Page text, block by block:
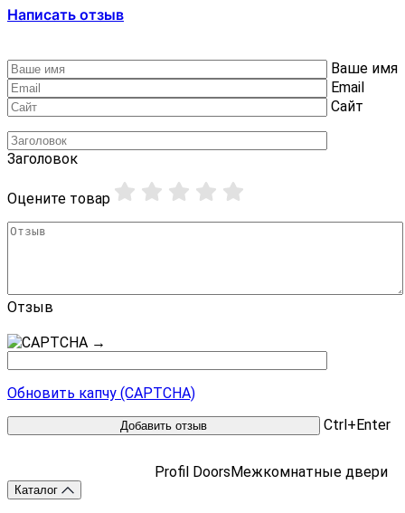
Написать отзыв
Ваше имя
Email
Сайт
Заголовок
Оцените товар
Отзыв
→
Обновить капчу (CAPTCHA)
Ctrl+Enter
Profil Doors Межкомнатные двери
Каталог